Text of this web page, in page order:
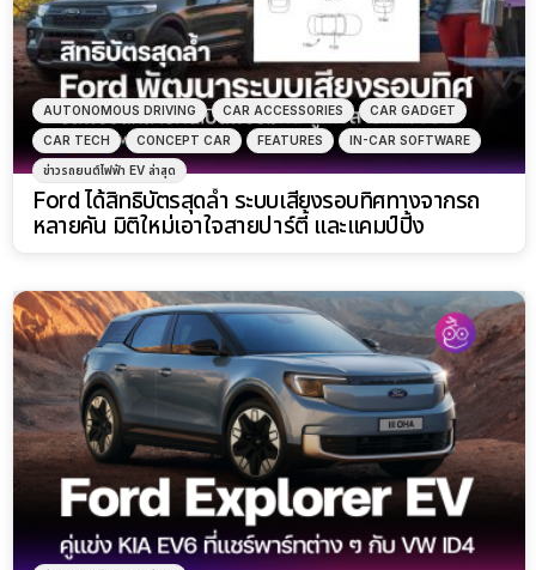
AUTONOMOUS DRIVING CAR ACCESSORIES CAR GADGET
CAR TECH CONCEPT CAR FEATURES IN-CAR SOFTWARE
ข่าวรถยนต์ไฟฟ้า EV ล่าสุด
Ford ได้สิทธิบัตรสุดล้ำ ระบบเสียงรอบทิศทางจากรถ
หลายคัน มิติใหม่เอาใจสายปาร์ตี้ และแคมป์ปิ้ง